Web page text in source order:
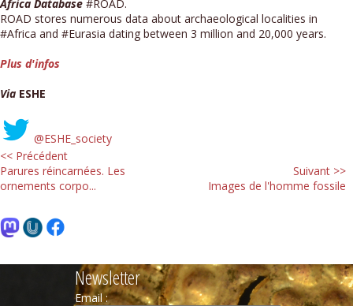
Africa Database #ROAD.
ROAD stores numerous data about archaeological localities in
#Africa and #Eurasia dating between 3 million and 20,000 years.
Plus d'infos
Via ESHE
@ESHE_society
<< Précédent
Parures réincarnées. Les
ornements corpo...
Suivant >>
Images de l'homme fossile
Newsletter
Email :